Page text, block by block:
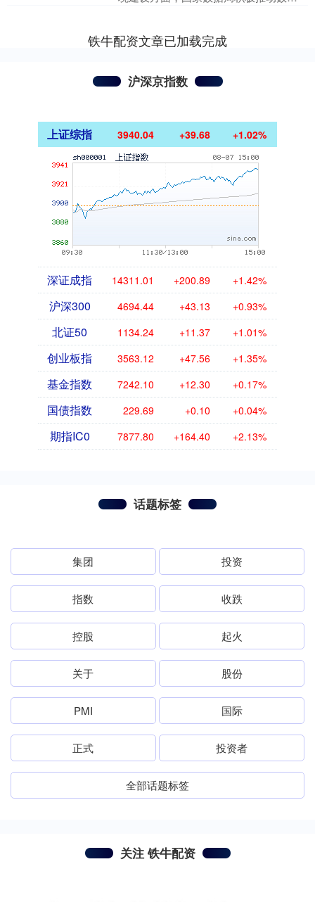
铁牛配资文章已加载完成
沪深京指数
上证综指 3940.04 +39.68 +1.02%
深证成指 14311.01 +200.89 +1.42%
沪深300 4694.44 +43.13 +0.93%
北证50 1134.24 +11.37 +1.01%
创业板指 3563.12 +47.56 +1.35%
基金指数 7242.10 +12.30 +0.17%
国债指数 229.69 +0.10 +0.04%
期指IC0 7877.80 +164.40 +2.13%
话题标签
集团 投资
指数 收跌
控股 起火
关于 股份
PMI 国际
正式 投资者
全部话题标签
关注 铁牛配资